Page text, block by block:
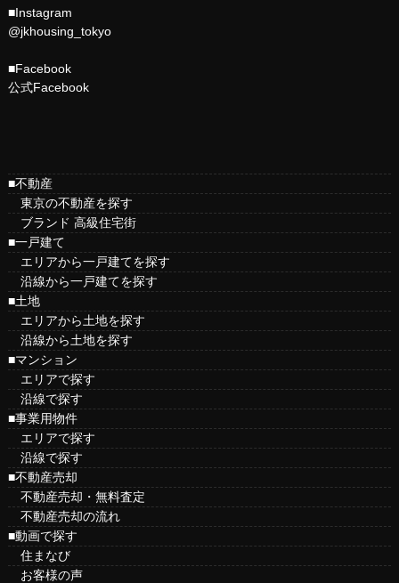
■Instagram
@jkhousing_tokyo
■Facebook
公式Facebook
■不動産
東京の不動産を探す
ブランド 高級住宅街
■一戸建て
エリアから一戸建てを探す
沿線から一戸建てを探す
■土地
エリアから土地を探す
沿線から土地を探す
■マンション
エリアで探す
沿線で探す
■事業用物件
エリアで探す
沿線で探す
■不動産売却
不動産売却・無料査定
不動産売却の流れ
■動画で探す
住まなび
お客様の声